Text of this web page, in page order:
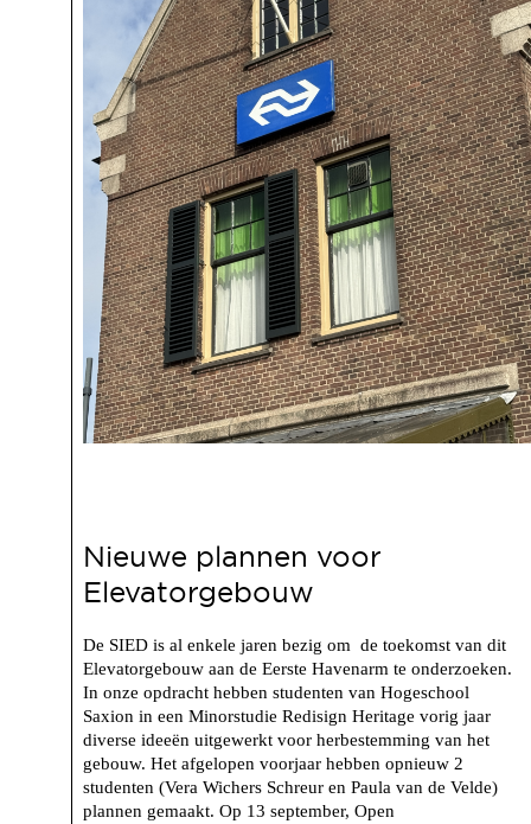
Nieuwe plannen voor
Elevatorgebouw
De SIED is al enkele jaren bezig om de toekomst van dit
Elevatorgebouw aan de Eerste Havenarm te onderzoeken.
In onze opdracht hebben studenten van Hogeschool
Saxion in een Minorstudie Redisign Heritage vorig jaar
diverse ideeën uitgewerkt voor herbestemming van het
gebouw. Het afgelopen voorjaar hebben opnieuw 2
studenten (Vera Wichers Schreur en Paula van de Velde)
plannen gemaakt. Op 13 september, Open